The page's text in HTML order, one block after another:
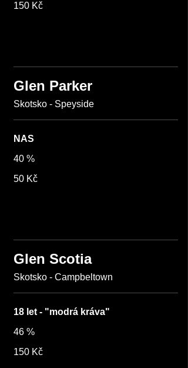
150 Kč
Glen Parker
Skotsko - Speyside
NAS
40 %
50 Kč
Glen Scotia
Skotsko - Campbeltown
18 let - "modrá kráva"
46 %
150 Kč